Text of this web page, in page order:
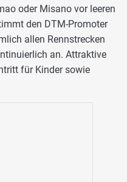
oder Misano vor leeren
den DTM-Promoter
allen Rennstrecken
an. Attraktive
für Kinder sowie